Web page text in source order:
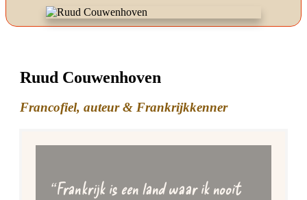
Ruud Couwenhoven
Francofiel, auteur & Frankrijkkenner
“Frankrijk is een land waar ik nooit